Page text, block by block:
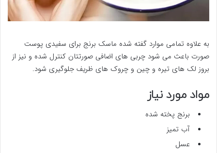
به علاوه تمامی موارد گفته شده ماسک برنج برای سفیدی پوست
صورت باعث می شود چربی های اضافی صورتتان کنترل شده و نیز از
بروز لک های تیره و چین و چروک های ظریف جلوگیری شود.
مواد مورد نیاز
برنج پخته شده
آب تمیز
عسل